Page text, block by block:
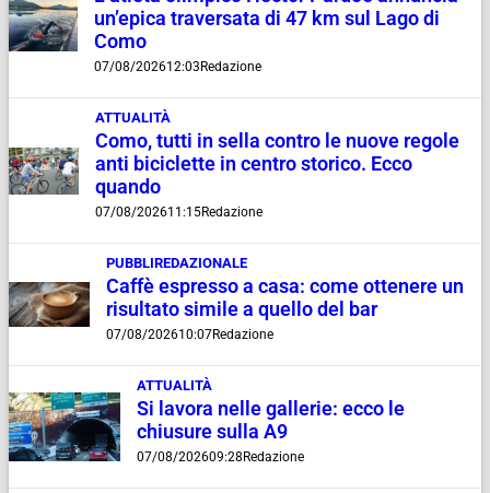
un’epica traversata di 47 km sul Lago di
Como
07/08/202612:03 Redazione
ATTUALITÀ
Como, tutti in sella contro le nuove regole
anti biciclette in centro storico. Ecco
quando
07/08/202611:15Redazione
PUBBLIREDAZIONALE
Caffè espresso a casa: come ottenere un
risultato simile a quello del bar
07/08/202610:07Redazione
ATTUALITÀ
Si lavora nelle gallerie: ecco le
chiusure sulla A9
07/08/202609:28 Redazione